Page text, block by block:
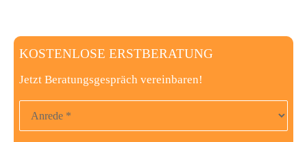
KOSTENLOSE ERSTBERATUNG
Jetzt Beratungsgespräch vereinbaren!
Anrede